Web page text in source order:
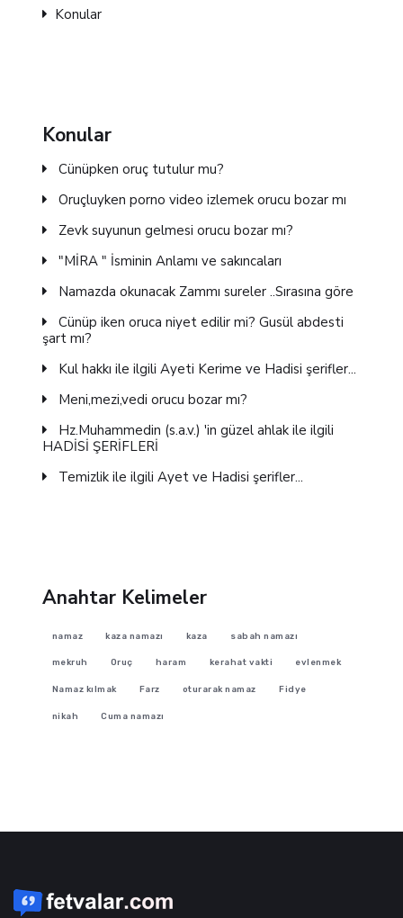
Konular
Konular
Cünüpken oruç tutulur mu?
Oruçluyken porno video izlemek orucu bozar mı
Zevk suyunun gelmesi orucu bozar mı?
"MİRA " İsminin Anlamı ve sakıncaları
Namazda okunacak Zammı sureler ..Sırasına göre
Cünüp iken oruca niyet edilir mi? Gusül abdesti
şart mı?
Kul hakkı ile ilgili Ayeti Kerime ve Hadisi şerifler...
Meni,mezi,vedi orucu bozar mı?
Hz.Muhammedin (s.a.v.) 'in güzel ahlak ile ilgili
HADİSİ ŞERİFLERİ
Temizlik ile ilgili Ayet ve Hadisi şerifler...
Anahtar Kelimeler
namaz kaza namazı kaza sabah namazı
mekruh Oruç haram kerahat vakti evlenmek
Namaz kılmak Farz oturarak namaz Fidye
nikah Cuma namazı